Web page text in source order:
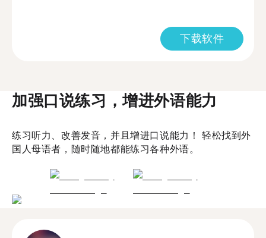
下载软件
加强口说练习，增进外语能力
练习听力、改善发音，并且增进口说能力！ 轻松找到外
国人母语者，随时随地都能练习各种外语。